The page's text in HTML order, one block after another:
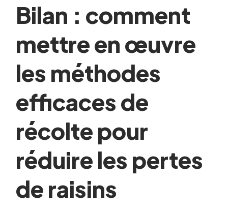
Bilan : comment
mettre en œuvre
les méthodes
efficaces de
récolte pour
réduire les pertes
de raisins